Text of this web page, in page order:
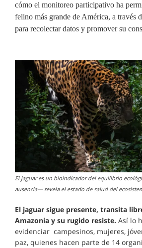
cómo el monitoreo participativo ha
felino más grande de América, a través
para recolectar datos y promover su
El jaguar es un bioindicador del equilibrio
ausencia— revela el estado de salud del
El jaguar sigue presente, transita
Amazonia y su rugido resiste. Así lo
evidenciar campesinos, mujeres,
paz, quienes hacen parte de 14